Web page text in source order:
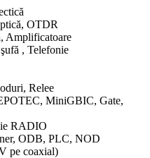
OTDR
Amplificatoare
, Telefonie
Relee
MiniGBIC, Gate,
RADIO
ODB, PLC, NOD
pe coaxial)